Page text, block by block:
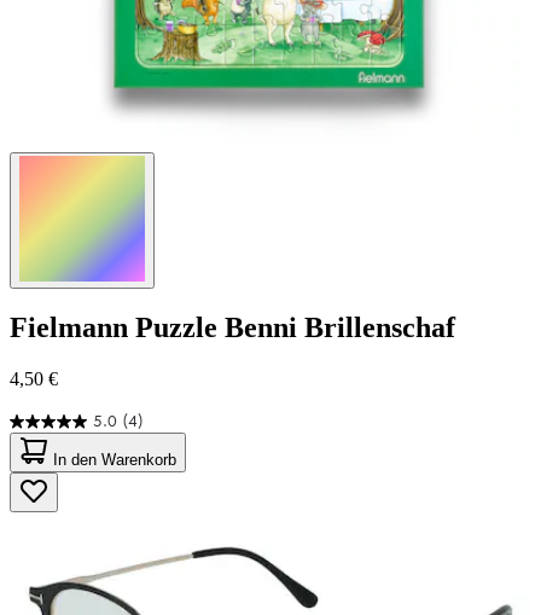
Fielmann Puzzle Benni Brillenschaf
4,50 €
5.0 (4)
5.0
von
5
Sternen.
4
In den Warenkorb